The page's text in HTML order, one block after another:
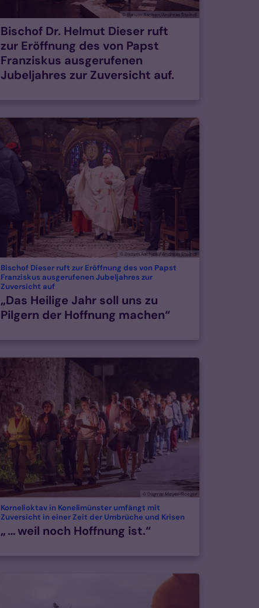
© Bistum Aachen/Andreas Steindl
Bischof Dr. Helmut Dieser ruft
zur Eröffnung des von Papst
Franziskus ausgerufenen
Jubeljahres zur Zuversicht auf.
© Bistum Aachen / Andreas Steindl
Bischof Dieser ruft zur Eröffnung des von Papst
Franziskus ausgerufenen Jubeljahres zur
Zuversicht auf
„Das Heilige Jahr soll uns zu
Pilgern der Hoffnung machen“
© Dagmar Meyer-Roeger
Kornelioktav in Konelimünster umfängt mit
Zuversicht in einer Zeit der Umbrüche und Krisen
„ … weil noch Hoffnung ist.“